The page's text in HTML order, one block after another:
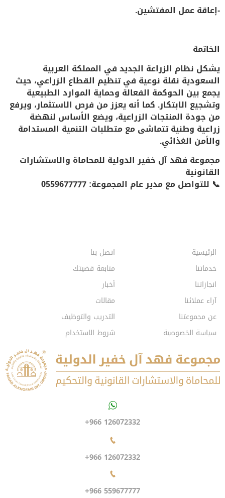
-إعاقة عمل المفتشين.
الخاتمة
يشكل نظام الزراعة الجديد في المملكة العربية
السعودية نقلة نوعية في تنظيم القطاع الزراعي، حيث
يجمع بين الحوكمة الفعالة وحماية الموارد الطبيعية
وتشجيع الابتكار. كما أنه يعزز من فرص الاستثمار، ويرفع
من جودة المنتجات الزراعية، ويضع الأساس لنهضة
زراعية وطنية تتماشى مع متطلبات التنمية المستدامة
والأمن الغذائي.
مجموعة فهد آل خفير الدولية للمحاماة والاستشارات
القانونية
📞 للتواصل مع مدير عام المجموعة: 0559677777
الرئيسية
خدماتنا
انجازاتنا
آراء عملائنا
عن مجموعتنا
سياسة الخصوصية
اتصل بنا
متابعة قضيتك
أخبار
مقالات
التدريب والتوظيف
شروط الاستخدام
+966 126072332
+966 126072332
+966 559677777